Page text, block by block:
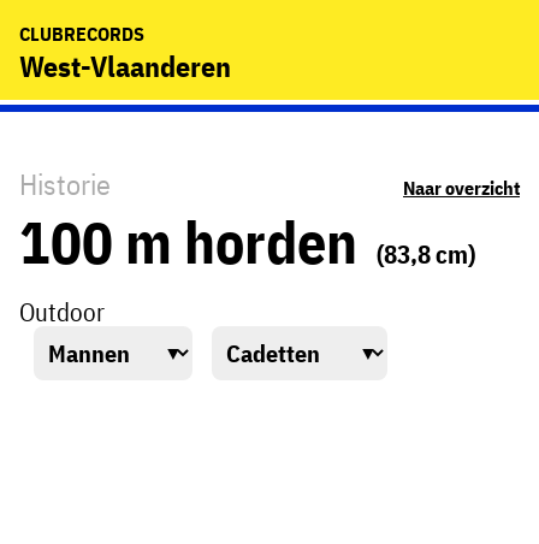
CLUBRECORDS
West-Vlaanderen
Historie Naar overzicht
100 m horden
(83,8 cm)
Outdoor